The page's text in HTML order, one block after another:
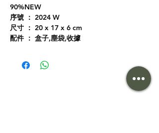
90%NEW
序號 ： 2024 W
尺寸 ： 20 x 17 x 6 cm
配件 ： 盒子,塵袋,收據